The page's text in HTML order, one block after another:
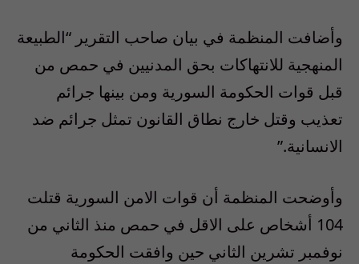
وأضافت المنظمة في بيان صاحب التقرير “الطبيعة
المنهجية للانتهاكات بحق المدنيين في حمص من
قبل قوات الحكومة السورية ومن بينها جرائم
تعذيب وقتل خارج نطاق القانون تمثل جرائم ضد
الانسانية.”
وأوضحت المنظمة أن قوات الامن السورية قتلت
104 أشخاص على الاقل في حمص منذ الثاني من
نوفمبر تشرين الثاني حين وافقت الحكومة